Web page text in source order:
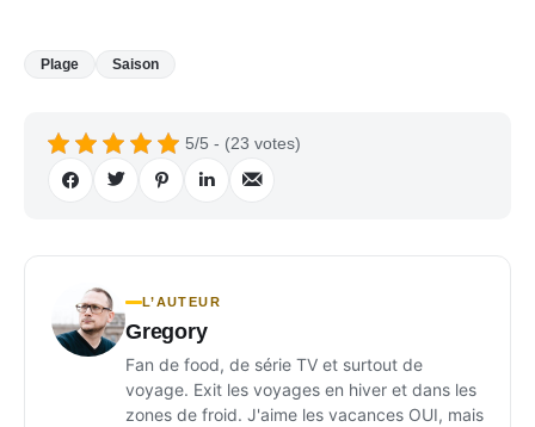
Plage Saison
5/5 - (23 votes)
L’AUTEUR
Gregory
Fan de food, de série TV et surtout de
voyage. Exit les voyages en hiver et dans les
zones de froid. J'aime les vacances OUI, mais